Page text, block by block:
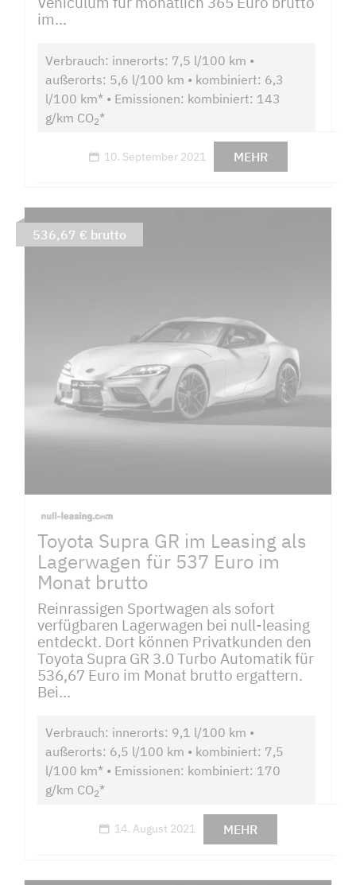
im...
Verbrauch: innerorts: 7,5 l/100 km •
außerorts: 5,6 l/100 km • kombiniert: 6,3
l/100 km* • Emissionen: kombiniert: 143
g/km CO2*
10. September 2021 MEHR
Toyota Supra GR im Leasing als
Lagerwagen für 537 Euro im
Monat brutto
Reinrassigen Sportwagen als sofort
verfügbaren Lagerwagen bei null-leasing
entdeckt. Dort können Privatkunden den
Toyota Supra GR 3.0 Turbo Automatik für
536,67 Euro im Monat brutto ergattern.
Bei...
Verbrauch: innerorts: 9,1 l/100 km •
außerorts: 6,5 l/100 km • kombiniert: 7,5
l/100 km* • Emissionen: kombiniert: 170
g/km CO2*
14. August 2021 MEHR
536,67 € brutto